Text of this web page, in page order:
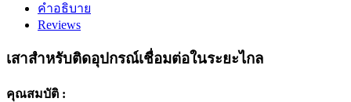
อุปกรณ์
ต่อ
ระยะ
คำอธิบาย
Reviews
เสาสำหรับติดอุปกรณ์เชื่อมต่อในระยะไกล
คุณสมบัติ :